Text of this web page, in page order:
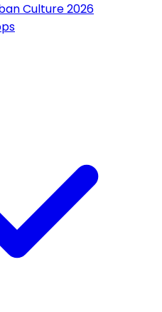
Culture 2026